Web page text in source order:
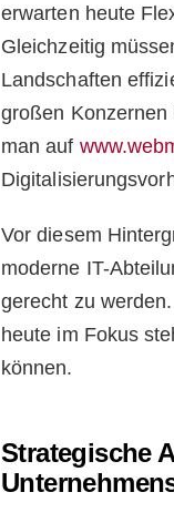
erwarten heute
Gleichzeitig
Landschaften
großen
man auf
Vor diesem
moderne IT-
gerecht zu
heute im Fokus
können.
Strategische